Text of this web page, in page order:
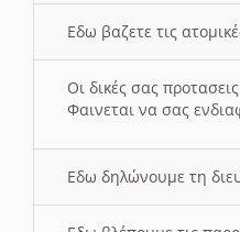
Εδω βαζετε τις
Οι δικές σας
Φαινεται να σας
Εδω δηλώνουμε τη